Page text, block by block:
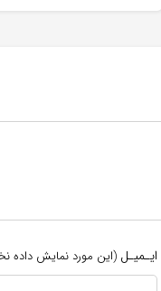
ایـمیـل (این مورد نمایش داده